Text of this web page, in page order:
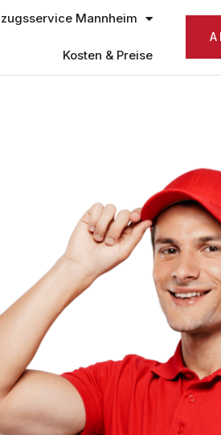
Mannheim
Kosten & Preise